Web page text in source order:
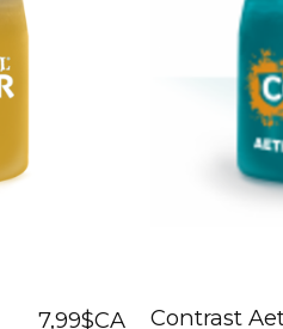
7,99$CA
Contrast